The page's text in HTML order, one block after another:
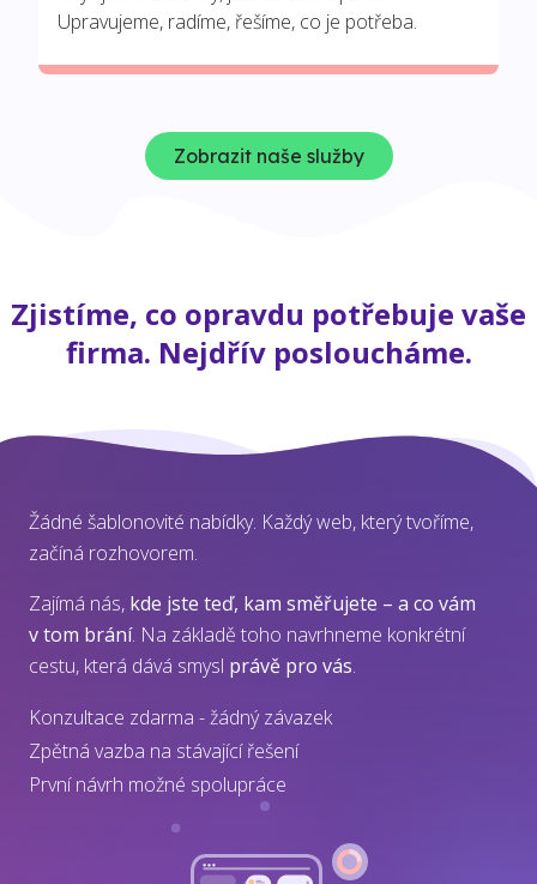
Upravujeme, radíme, řešíme, co je potřeba.
Zobrazit naše služby
Zjistíme, co opravdu potřebuje vaše
firma. Nejdřív posloucháme.
Žádné šablonovité nabídky. Každý web, který tvoříme,
začíná rozhovorem.
Zajímá nás, kde jste teď, kam směřujete – a co vám
v tom brání. Na základě toho navrhneme konkrétní
cestu, která dává smysl právě pro vás.
Konzultace zdarma - žádný závazek
Zpětná vazba na stávající řešení
První návrh možné spolupráce